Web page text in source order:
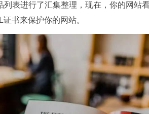
列表进行了汇集整理，现在，你的网站
书来保护你的网站。